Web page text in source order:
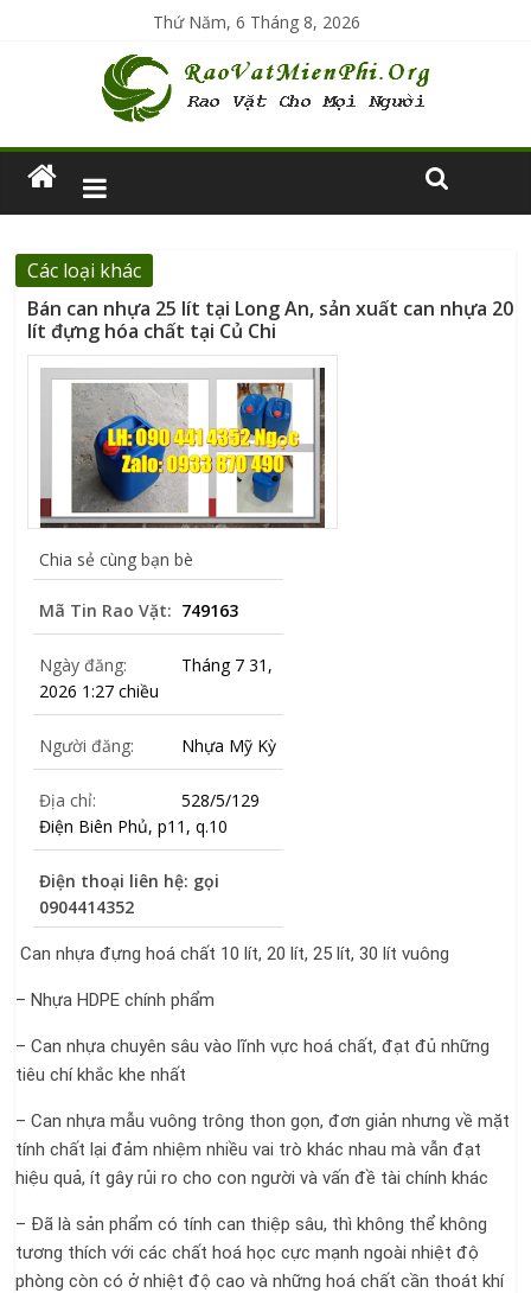
Thứ Năm, 6 Tháng 8, 2026
Các loại khác
Bán can nhựa 25 lít tại Long An, sản xuất can nhựa 20
lít đựng hóa chất tại Củ Chi
Chia sẻ cùng bạn bè
Mã Tin Rao Vặt: 749163
Ngày đăng:
Tháng 7 31,
2026 1:27 chiều
Người đăng: Nhựa Mỹ Kỳ
Địa chỉ:
528/5/129
Điện Biên Phủ, p11, q.10
Điện thoại liên hệ: gọi
0904414352
Can nhựa đựng hoá chất 10 lít, 20 lít, 25 lít, 30 lít vuông
– Nhựa HDPE chính phẩm
– Can nhựa chuyên sâu vào lĩnh vực hoá chất, đạt đủ những
tiêu chí khắc khe nhất
– Can nhựa mẫu vuông trông thon gọn, đơn giản nhưng về mặt
tính chất lại đảm nhiệm nhiều vai trò khác nhau mà vẫn đạt
hiệu quả, ít gây rủi ro cho con người và vấn đề tài chính khác
– Đã là sản phẩm có tính can thiệp sâu, thì không thể không
tương thích với các chất hoá học cực mạnh ngoài nhiệt độ
phòng còn có ở nhiệt độ cao và những hoá chất cần thoát khí